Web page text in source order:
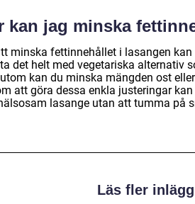
kan jag minska
minska fettinnehållet i lasangen
det helt med vegetariska alternativ
kan du minska mängden ost
att göra dessa enkla justeringar
lasange utan att tumma på
Läs fler